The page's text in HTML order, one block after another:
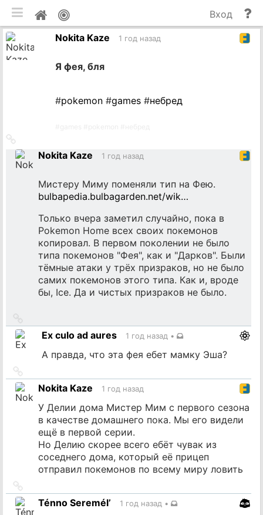
Мой
профиль
и
Вход
Nokita Kaze
1 год назад
Я фея, бля
#pokemon #games #небред
на
источникNokita Kaze 1 год назад
Мистеру Миму поменяли тип на Фею.
bulbapedia.bulbagarden.net/wik…
Только вчера заметил случайно, пока в
Pokemon Home всех своих покемонов
копировал. В первом поколении не было
типа покемонов "Фея", как и "Дарков". Были
тёмные атаки у трёх призраков, но не было
самих покемонов этого типа. Как и, вроде
бы, Ice. Да и чистых призраков не было.
на
источникEx culo ad aures 1 год назад •
А правда, что эта фея ебет мамку Эша?
на
источник
Nokita Kaze 1 год назад
У Делии дома Мистер Мим с первого сезона
в качестве домашнего пока. Мы его видели
ещё в первой серии.
Но Делию скорее всего ебёт чувак из
соседнего дома, который её прицеп
отправил покемонов по всему миру ловить
на
источник
Ténno Seremél’ 1 год назад •
мобильная версия